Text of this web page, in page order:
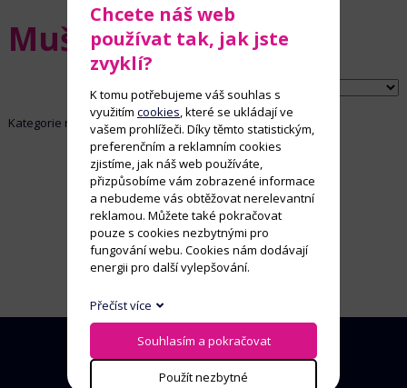
Muškařské šňůry
Řadit dle:
Kategorie neobsahuje žádné aktivní položky
Chcete náš web
používat tak, jak jste
zvyklí?
K tomu potřebujeme váš souhlas s
využitím cookies , které se ukládají ve
vašem prohlížeči. Díky těmto statistickým,
preferenčním a reklamním cookies
zjistíme, jak náš web používáte,
přizpůsobíme vám zobrazené informace
a nebudeme vás obtěžovat nerelevantní
reklamou. Můžete také pokračovat
pouze s cookies nezbytnými pro
fungování webu. Cookies nám dodávají
energii pro další vylepšování.
Přečíst více
Souhlasím a pokračovat
Použít nezbytné